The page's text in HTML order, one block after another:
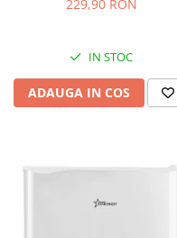
229,90 RON
IN STOC
ADAUGA IN COS